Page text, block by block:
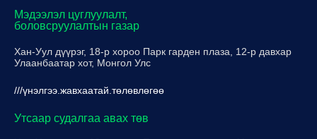
Мэдээлэл цуглуулалт,
боловсруулалтын газар
Хан-Уул дүүрэг, 18-р хороо Парк гарден плаза, 12-р давхар
Улаанбаатар хот, Монгол Улс
///үнэлгээ.жавхаатай.төлөвлөгөө
Утсаар судалгаа авах төв